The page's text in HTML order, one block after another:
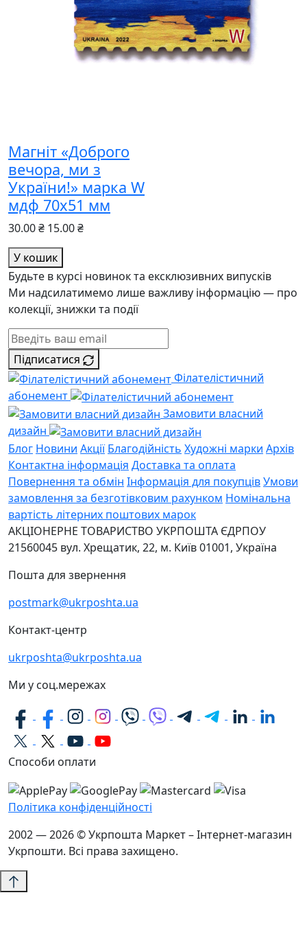
Магніт «Доброго
вечора, ми з
України!» марка W
мдф 70х51 мм
30.00 ₴ 15.00 ₴
У кошик
Будьте в курсі новинок та ексклюзивних випусків
Ми надсилатимемо лише важливу інформацію — про
колекції, знижки та події
Підписатися
Філателістичний
абонемент
Замовити власний
дизайн
Блог Новини Акції Благодійність Художні марки Архів
Контактна інформація Доставка та оплата
Повернення та обмін Інформація для покупцівУмови
замовлення за безготівковим рахунком Номінальна
вартість літерних поштових марок
АКЦІОНЕРНЕ ТОВАРИСТВО УКРПОШТА ЄДРПОУ
21560045 вул. Хрещатик, 22, м. Київ01001, Україна
Пошта для звернення
postmark@ukrposhta.ua
Контакт-центр
ukrposhta@ukrposhta.ua
Ми у соц.мережах
Способи оплати
Політика конфіденційності
2002 — 2026 © Укрпошта Маркет – Інтернет-магазин
Укрпошти. Всі права захищено.